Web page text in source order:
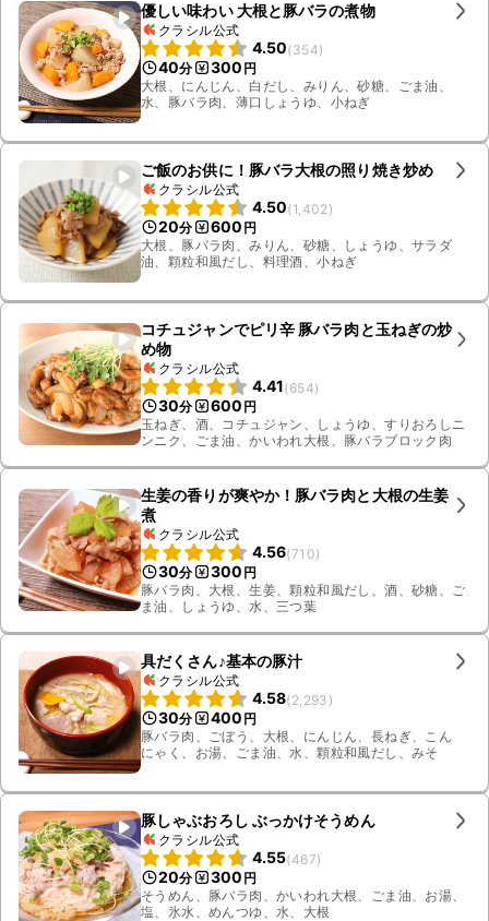
優しい味わい 大根と豚バラの煮物
クラシル公式
4.50(354)
40分 300 円
大根、にんじん、白だし、みりん、砂糖、ごま油、
水、豚バラ肉、薄口しょうゆ、小ねぎ
ご飯のお供に！豚バラ大根の照り焼き炒め
クラシル公式
4.50(1,402 )
20分 600 円
大根、豚バラ肉、みりん、砂糖、しょうゆ、サラダ
油、顆粒和風だし、料理酒、小ねぎ
コチュジャンでピリ辛 豚バラ肉と玉ねぎの炒
め物
クラシル公式
4.41(654)
30分 600 円
玉ねぎ、酒、コチュジャン、しょうゆ、すりおろしニ
ンニク、ごま油、かいわれ大根、豚バラブロック肉
生姜の香りが爽やか！豚バラ肉と大根の生姜
煮
クラシル公式
4.56(710)
30分 300 円
豚バラ肉、大根、生姜、顆粒和風だし、酒、砂糖、ご
ま油、しょうゆ、水、三つ葉
具だくさん♪基本の豚汁
クラシル公式
4.58(2,293 )
30分 400 円
豚バラ肉、ごぼう、大根、にんじん、長ねぎ、こん
にゃく、お湯、ごま油、水、顆粒和風だし、みそ
豚しゃぶおろし ぶっかけそうめん
クラシル公式
4.55(467)
20分 300 円
そうめん、豚バラ肉、かいわれ大根、ごま油、お湯、
塩、氷水、めんつゆ、水、大根